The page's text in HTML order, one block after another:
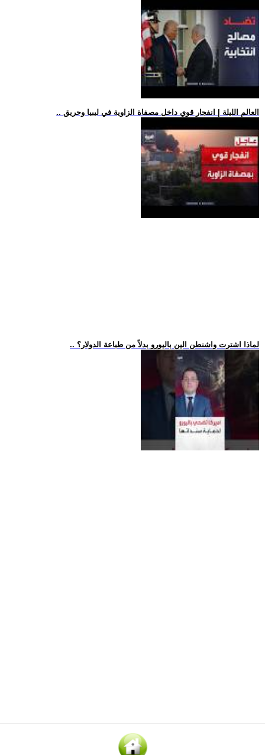
.. العالم الليلة | انفجار قوي داخل مصفاة الزاوية في ليبيا وحريق
.. لماذا اشترت واشنطن الين باليورو بدلاً من طباعة الدولار؟